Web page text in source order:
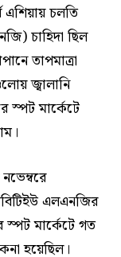
চলতি
চাহিদা ছিল
তাপমাত্রা
জ্বালানি
স্পট মার্কেটে
এলএনজির
মার্কেটে গত
হয়েছিল।